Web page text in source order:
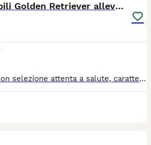
Cuccioli disponibili Golden Retriever allevamento
Allevamento etico con selezione attenta a salute, carattere e benessere della razza. Due cucciolate: MAMMA AMERICA Cuccioli nati il 25 febbraio 2026 Ultima femmina disponibile . MAMMA INDY: cuccioli nati il 2 marzo , disponibile ultimo maschietto disponibile . Genitori: . Esenti da displasia anche e gomiti . Test genetici eseguiti per le principali patologie della razza . Pedigree ENCI I cuccioli verranno ceduti con: . Sverminazione completa . Tre vaccini . Microchip e iscrizione all’anagrafe canina . Certificato veterinario di buona salute . Pedigree ENCI . Puppy kit - compreso nel prezzo 10 lezioni di addestramento e educazione di base presso il nostro centro UNIVERSITY DOG Crescono in ambiente familiare, seguendo un percorso di socializzazione ambientale mirato, nel pieno rispetto del loro benessere e del migliore sviluppo psico-fisico. Prezzo dei cuccioli 1000€ ( iva inclusa) Per chi lo volesse abbiamo la possibilità di rateizzare il pagamento in 12 rate senza costi aggiuntivi. Per informazioni e prenotazioni contattaci al 3492490816